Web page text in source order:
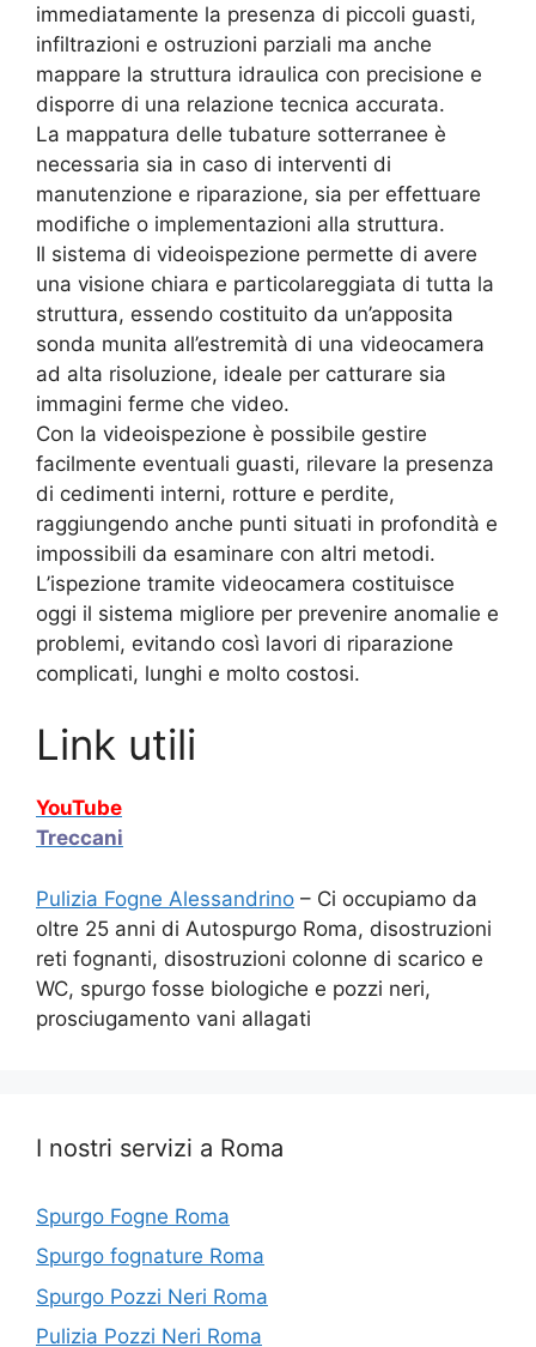
immediatamente la presenza di piccoli guasti,
infiltrazioni e ostruzioni parziali ma anche
mappare la struttura idraulica con precisione e
disporre di una relazione tecnica accurata.
La mappatura delle tubature sotterranee è
necessaria sia in caso di interventi di
manutenzione e riparazione, sia per effettuare
modifiche o implementazioni alla struttura.
Il sistema di videoispezione permette di avere
una visione chiara e particolareggiata di tutta la
struttura, essendo costituito da un’apposita
sonda munita all’estremità di una videocamera
ad alta risoluzione, ideale per catturare sia
immagini ferme che video.
Con la videoispezione è possibile gestire
facilmente eventuali guasti, rilevare la presenza
di cedimenti interni, rotture e perdite,
raggiungendo anche punti situati in profondità e
impossibili da esaminare con altri metodi.
L’ispezione tramite videocamera costituisce
oggi il sistema migliore per prevenire anomalie e
problemi, evitando così lavori di riparazione
complicati, lunghi e molto costosi.
Link utili
YouTube
Treccani
Pulizia Fogne Alessandrino – Ci occupiamo da
oltre 25 anni di Autospurgo Roma, disostruzioni
reti fognanti, disostruzioni colonne di scarico e
WC, spurgo fosse biologiche e pozzi neri,
prosciugamento vani allagati
I nostri servizi a Roma
Spurgo Fogne Roma
Spurgo fognature Roma
Spurgo Pozzi Neri Roma
Pulizia Pozzi Neri Roma